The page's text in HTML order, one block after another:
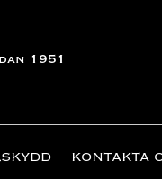
1951
KONTAKTA